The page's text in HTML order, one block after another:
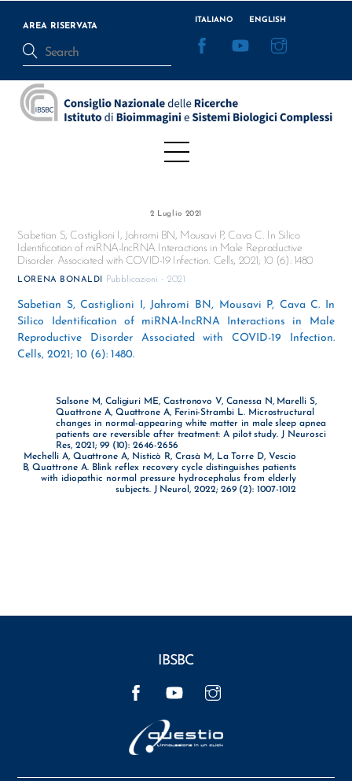
content
AREA RISERVATA
ITALIANO ENGLISH
Menu
2 Luglio 2021
Sabetian S, Castiglioni I, Jahromi BN, Mousavi P, Cava C. In Silico
Identification of miRNA-lncRNA Interactions in Male Reproductive
Disorder Associated with COVID-19 Infection. Cells, 2021; 10 (6): 1480
LORENA BONALDI Pubblicazioni - 2021
Sabetian S, Castiglioni I, Jahromi BN, Mousavi P, Cava C. In
Silico Identification of miRNA-lncRNA Interactions in Male
Reproductive Disorder Associated with COVID-19 Infection.
Cells, 2021; 10 (6): 1480.
Salsone M, Caligiuri ME, Castronovo V, Canessa N, Marelli S,
Quattrone A, Quattrone A, Ferini-Strambi L. Microstructural
changes in normal-appearing white matter in male sleep apnea
patients are reversible after treatment: A pilot study. J Neurosci
Res, 2021; 99 (10): 2646-2656
Mechelli A, Quattrone A, Nisticò R, Crasà M, La Torre D, Vescio
B, Quattrone A. Blink reflex recovery cycle distinguishes patients
with idiopathic normal pressure hydrocephalus from elderly
subjects. J Neurol, 2022; 269 (2): 1007-1012
IBSBC